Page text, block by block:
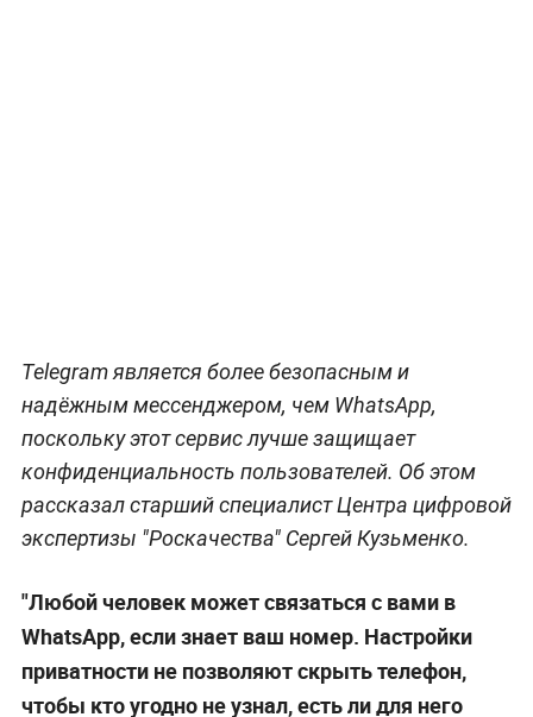
Telegram является более безопасным и
надёжным мессенджером, чем WhatsApp,
поскольку этот сервис лучше защищает
конфиденциальность пользователей. Об этом
рассказал старший специалист Центра цифровой
экспертизы "Роскачества" Сергей Кузьменко.
"Любой человек может связаться с вами в
WhatsApp, если знает ваш номер. Настройки
приватности не позволяют скрыть телефон,
чтобы кто угодно не узнал, есть ли для него